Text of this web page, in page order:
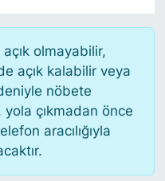
olmayabilir,
açık kalabilir veya
nöbete
çıkmadan önce
aracılığıyla